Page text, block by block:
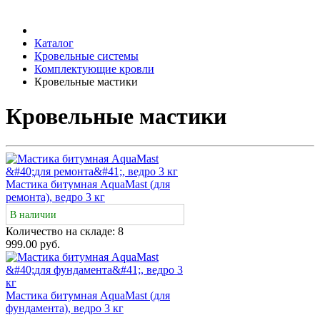
Каталог
Кровельные системы
Комплектующие кровли
Кровельные мастики
Кровельные мастики
Мастика битумная AquaMast (для
ремонта), ведро 3 кг
В наличии
Количество на складе: 8
999.00 руб.
Мастика битумная AquaMast (для
фундамента), ведро 3 кг